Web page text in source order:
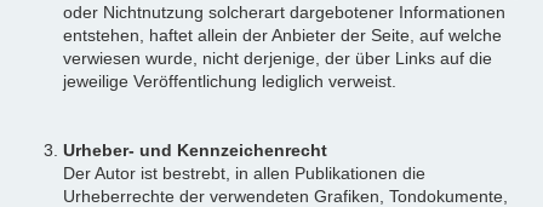
oder Nichtnutzung solcherart dargebotener Informationen
entstehen, haftet allein der Anbieter der Seite, auf welche
verwiesen wurde, nicht derjenige, der über Links auf die
jeweilige Veröffentlichung lediglich verweist.
Urheber- und Kennzeichenrecht
Der Autor ist bestrebt, in allen Publikationen die
Urheberrechte der verwendeten Grafiken, Tondokumente,